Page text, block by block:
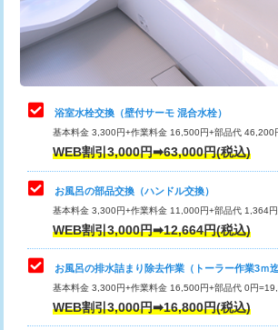
止水・漏水調査・防水処理・清掃・修
理・調整・分解・加工など（軽作業）
止水・漏水調査・防水処理・清掃・修
理・調整・分解・加工など（中作業）
止水・漏水調査・防水処理・清掃・修
理・調整・分解・加工など（重作業）
トイレタンク脱着
トイレ便器脱着
タンクレストイレ脱着
小便器トイレ脱着
浴室水栓交換（壁付サーモ 混合水栓）
基本料金 3,300円+作業料金 16,500円+部品代 46,200
WEB割引3,000円➡63,000円(税込)
お風呂の部品交換（ハンドル交換）
基本料金 3,300円+作業料金 11,000円+部品代 1,364
WEB割引3,000円➡12,664円(税込)
お風呂の排水詰まり除去作業（トーラー作業3ｍ迄
基本料金 3,300円+作業料金 16,500円+部品代 0円
WEB割引3,000円➡16,800円(税込)